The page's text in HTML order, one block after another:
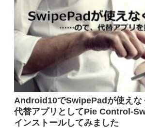
Android10でSwipePadが使えな
代替アプリとしてPie Control-
インストールしてみました